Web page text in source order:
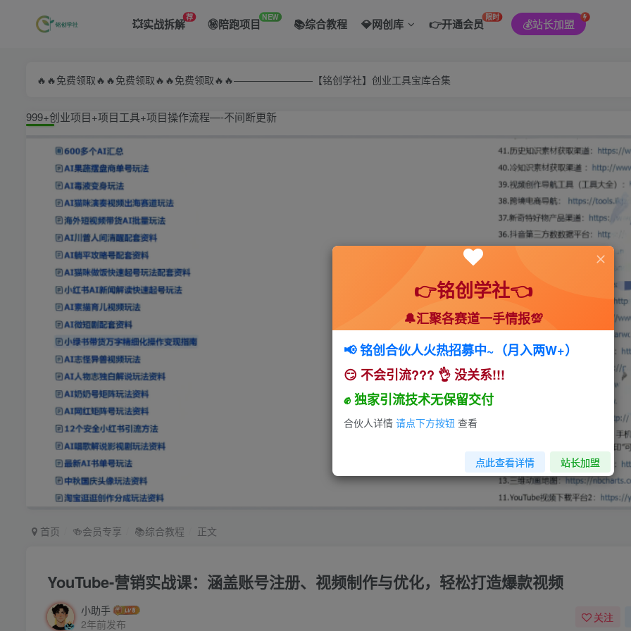
💥实战拆解荐 ㊙️陪跑项目NEW 📚综合教程 💎网创库 👉开通会员限时 💰站长加盟
🔥🔥免费领取🔥🔥免费领取🔥🔥免费领取🔥🔥————————【铭创学社】创业工具宝库合集
999+创业项目+项目工具+项目操作流程—-不间断更新
首页 🍻会员专享 📚综合教程 正文
YouTube-营销实战课：涵盖账号注册、视频制作与优化，轻松打造爆款视频
小助手
2年前发布
关注
👉铭创学社👈
🔔汇聚各赛道一手情报💯
📢 铭创合伙人火热招募中~（月入两W+）
😏 不会引流??? 👌 没关系!!!
✊ 独家引流技术无保留交付
合伙人详情 请点下方按钮 查看
点此查看详情 站长加盟